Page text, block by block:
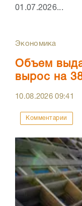
01.07.2026...
Экономика
Объем
вырос на
10.08.202609:41
Комментарии